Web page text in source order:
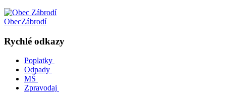
ObecZábrodí
Rychlé odkazy
Poplatky
Odpady
MŠ
Zpravodaj